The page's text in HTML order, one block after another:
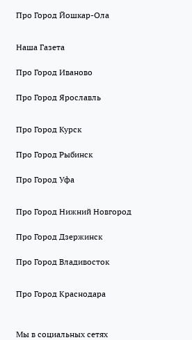
Про Город Йошкар-Ола
Наша Газета
Про Город Иваново
Про Город Ярославль
Про Город Курск
Про Город Рыбинск
Про Город Уфа
Про Город Нижний Новгород
Про Город Дзержинск
Про Город Владивосток
Про Город Краснодара
Мы в социальных сетях